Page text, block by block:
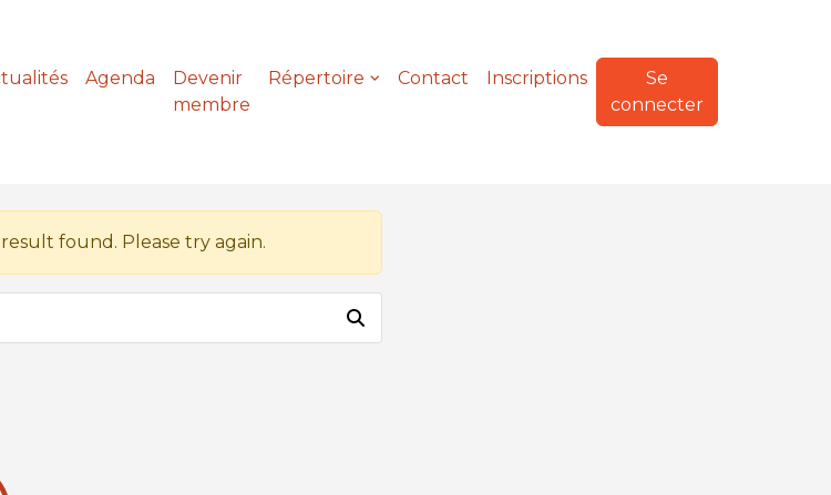
Agenda
Devenir
membre
Répertoire Contact Inscriptions
Se
connecter
result found. Please try again.